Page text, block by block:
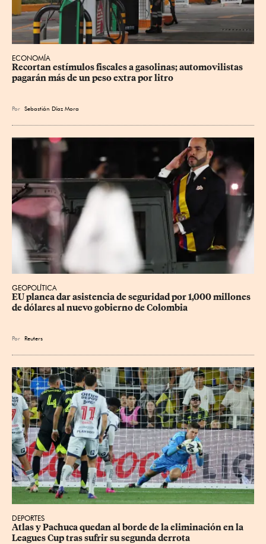
ECONOMÍA
Recortan estímulos fiscales a gasolinas; automovilistas
pagarán más de un peso extra por litro
Por Sebastián Díaz Mora
GEOPOLÍTICA
EU planea dar asistencia de seguridad por 1,000 millones
de dólares al nuevo gobierno de Colombia
Por Reuters
DEPORTES
Atlas y Pachuca quedan al borde de la eliminación en la
Leagues Cup tras sufrir su segunda derrota